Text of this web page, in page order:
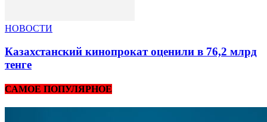
НОВОСТИ
Казахстанский кинопрокат оценили в 76,2 млрд
тенге
САМОЕ ПОПУЛЯРНОЕ